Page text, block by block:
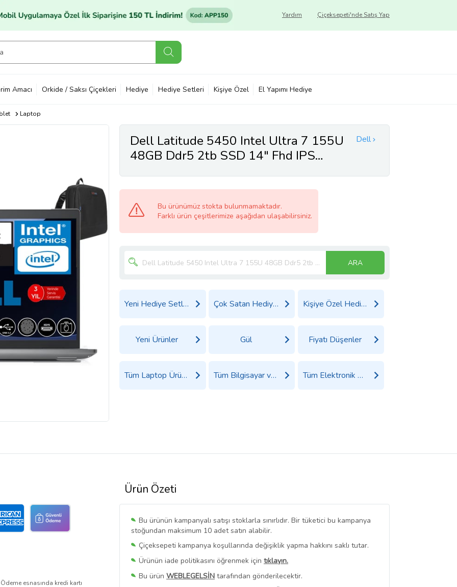
Çiçeksepeti'nde Satış Yap
Yardım
Amacı Orkide / Saksı Çiçekleri Hediye Hediye Setleri Kişiye Özel El Yapımı Hediye
Laptop
Dell
Dell Latitude 5450 Intel Ultra 7 155U
48GB Ddr5 2tb SSD 14" Fhd IPS
N012L545014W14+ZETTAÇANTA
Bu ürünümüz stokta bulunmamaktadır.
Farklı ürün çeşitlerimize aşağıdan ulaşabilirsiniz.
ARA
Yeni Hediye Setleri Çok Satan Hediyeler Kişiye Özel Hediyeler
Yeni Ürünler Gül Fiyatı Düşenler
Tüm Laptop Ürünleri Tüm Bilgisayar ve Tablet Ürünleri Tüm Elektronik Ürünler Ürünleri
Ürün Özeti
Bu ürünün kampanyalı satışı stoklarla sınırlıdır. Bir tüketici bu kampanya
stoğundan maksimum 10 adet satın alabilir.
Çiçeksepeti kampanya koşullarında değişiklik yapma hakkını saklı tutar.
Ürünün iade politikasını öğrenmek için tıklayın.
Bu ürün WEBLEGELSİN tarafından gönderilecektir.
esnasında kredi kartı